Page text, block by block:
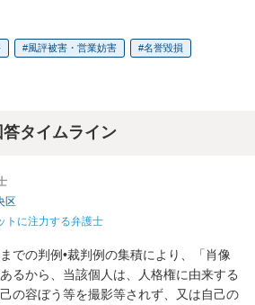
風評被害・営業妨害 名誉毀損
タイムライン
区
トに注力する弁護士
での判例•裁判例の集積により、「肖像
るから、当該個人は、人格権に由来する
の容ぼう等を撮影等されず、又は自己の